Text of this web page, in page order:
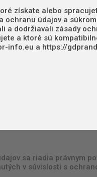
získate alebo
údajov a
a dodržiavali zásady
a ktoré sú
info.eu a https://
sa riadia právnym
v súvislosti s